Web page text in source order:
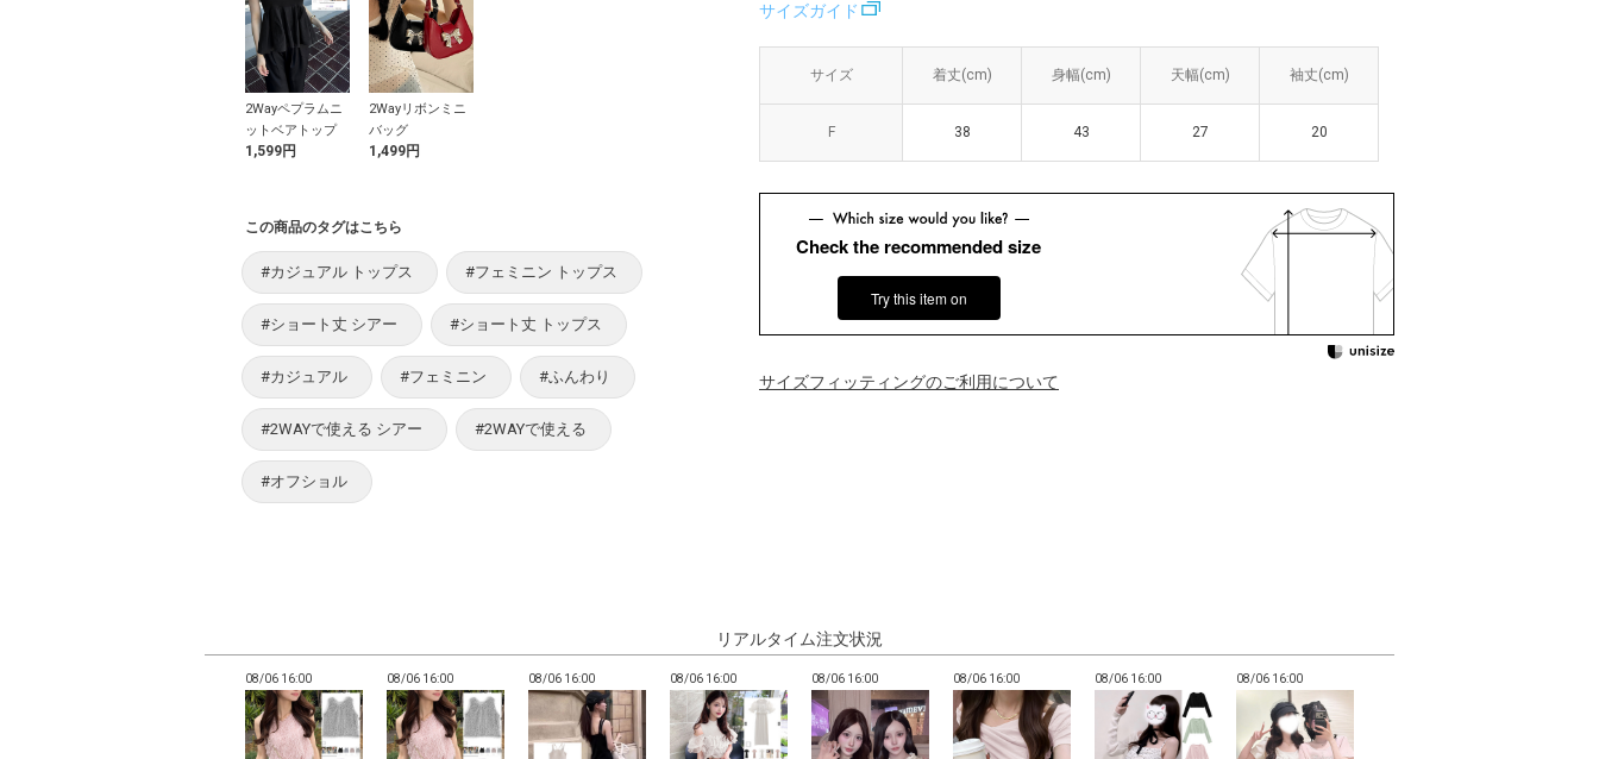
サイズガイド
サイズ 着丈(cm) 身幅(cm) 天幅(cm) 袖丈(cm)
F 38 43 27 20
サイズ 着丈(cm) 身幅(cm) 天幅(cm) 袖丈(cm)
F 38 43 27 20
Check the recommended size
Try this item on
サイズフィッティングのご利用について
2Wayペプラムニ
ットベアトップ
1,599円
2Wayリボンミニ
バッグ
1,499円
この商品のタグはこちら
#カジュアル トップス #フェミニン トップス
#ショート丈 シアー #ショート丈 トップス
#カジュアル #フェミニン #ふんわり
#2WAYで使える シアー #2WAYで使える
#オフショル
リアルタイム注文状況
08/06 16:00 08/06 16:00 08/06 16:00 08/06 16:00 08/06 16:00 08/06 16:00 08/06 16:00 08/06 16:00